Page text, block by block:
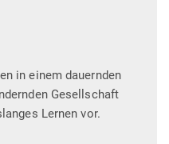
in einem dauernden
Gesellschaft
Lernen vor.